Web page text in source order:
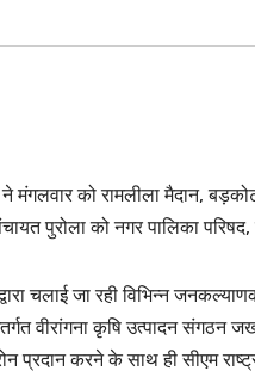
मंगलवार को रामलीला मैदान,
पुरोला को नगर पालिका परिषद,
चलाई जा रही विभिन्न
वीरांगना कृषि उत्पादन
करने के साथ ही सीएम